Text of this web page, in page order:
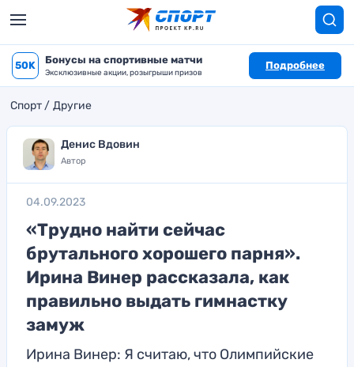
50K Бонусы на спортивные матчи
Эксклюзивные акции, розыгрыши призов
Подробнее
Спорт Другие
Денис Вдовин
Автор
04.09.2023
«Трудно найти сейчас
брутального хорошего парня».
Ирина Винер рассказала, как
правильно выдать гимнастку
замуж
Ирина Винер: Я считаю, что Олимпийские